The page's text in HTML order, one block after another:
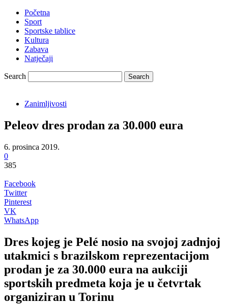
Početna
Sport
Sportske tablice
Kultura
Zabava
Natječaji
Search
Zanimljivosti
Peleov dres prodan za 30.000 eura
6. prosinca 2019.
0
385
Facebook
Twitter
Pinterest
VK
WhatsApp
Dres kojeg je Pelé nosio na svojoj zadnjoj
utakmici s brazilskom reprezentacijom
prodan je za 30.000 eura na aukciji
sportskih predmeta koja je u četvrtak
organiziran u Torinu